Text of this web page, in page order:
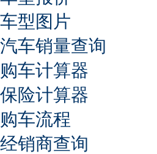
车型图片
汽车销量查询
购车计算器
保险计算器
购车流程
经销商查询